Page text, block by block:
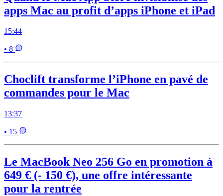
apps Mac au profit d’apps iPhone et iPad
15:44
• 8
Choclift transforme l’iPhone en pavé de
commandes pour le Mac
13:37
• 15
Le MacBook Neo 256 Go en promotion à
649 € (- 150 €), une offre intéressante
pour la rentrée